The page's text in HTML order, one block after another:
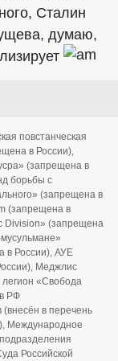
Сталин
думаю,
повстанческая
в России),
(запрещена в
борьбы с
(запрещена в
(запрещена в
Division» (запрещена
в России), АУЕ
Меджлис
«Свобода
РФ
в перечень
Международное
Российской